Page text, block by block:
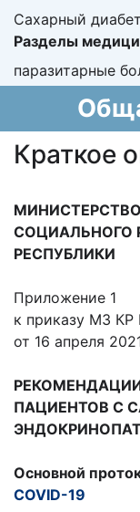
Сахарный
Разделы
паразитарные
Краткое
СОЦИАЛЬНОГО
РЕСПУБЛИКИ
Приложение 1
к приказу МЗ
от 16 апреля
ПАЦИЕНТОВ С
Основной
COVID-19